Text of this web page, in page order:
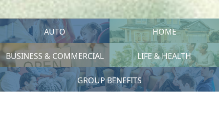
AUTO HOME
BUSINESS & COMMERCIAL LIFE & HEALTH
GROUP BENEFITS